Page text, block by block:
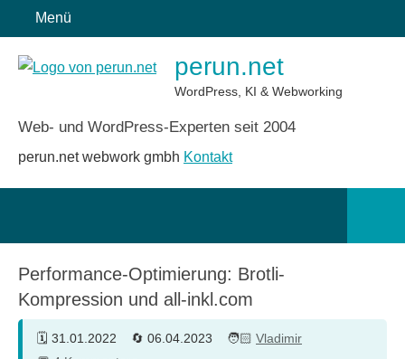
Inhalt
springen
Menü
perun.net
WordPress, KI & Webworking
Web- und WordPress-Experten seit 2004
perun.net webwork gmbh Kontakt
Performance-Optimierung: Brotli-
Kompression und all-inkl.com
31.01.2022 06.04.2023
Vladimir